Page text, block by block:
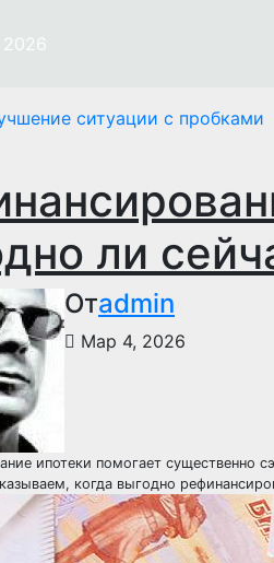
2026
ситуации с пробками
ли
Отadmin
Мар 4, 2026
ипотеки помогает существенно
когда выгодно